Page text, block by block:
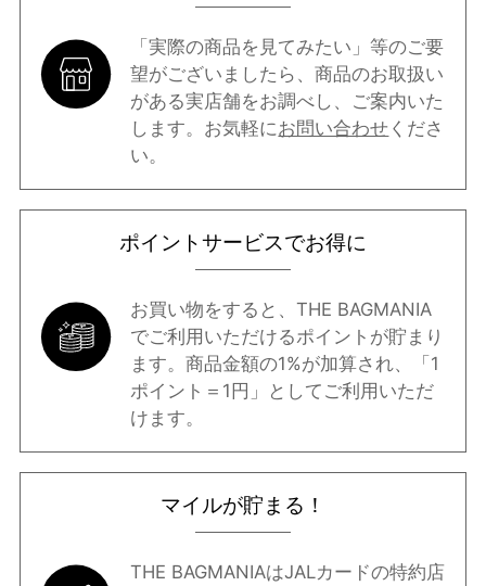
「実際の商品を見てみたい」等のご要
望がございましたら、商品のお取扱い
がある実店舗をお調べし、ご案内いた
します。お気軽にお問い合わせ くださ
い。
ポイントサービスでお得に
お買い物をすると、THE BAGMANIA
でご利用いただけるポイントが貯まり
ます。商品金額の1%が加算され、「1
ポイント＝1円」としてご利用いただ
けます。
マイルが貯まる！
THE BAGMANIAはJALカードの特約店